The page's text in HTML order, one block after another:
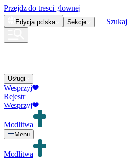
Przejdz do tresci glownej
Edycja polska Sekcje Szukaj
Usługi
Wesprzyj
Rejestr
Wesprzyj
Modlitwa
Menu
Modlitwa